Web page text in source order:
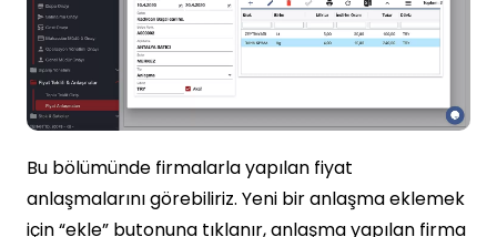
Bu bölümünde firmalarla yapılan fiyat
anlaşmalarını görebiliriz. Yeni bir anlaşma eklemek
için “ekle” butonuna tıklanır, anlaşma yapılan firma